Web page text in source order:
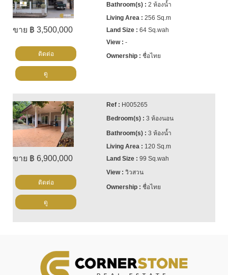
ขาย ฿ 3,500,000
2 ห้องน้ำ
256 Sq.m
64 Sq.wah
-
ชื่อไทย
ติดต่อ
ดู
ขาย ฿ 6,900,000
H005265
3 ห้องนอน
3 ห้องน้ำ
120 Sq.m
99 Sq.wah
วิวสวน
ชื่อไทย
ติดต่อ
ดู